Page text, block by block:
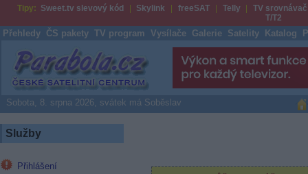
Tipy: Sweet.tv slevový kód Skylink freeSAT Telly
TV srovnávač
T/T2
Přehledy ČS pakety TV program Vysílače Galerie Satelity Katalog
Parabola.cz
Sobota, 8. srpna 2026, svátek má Soběslav
Služby
Přihlášení